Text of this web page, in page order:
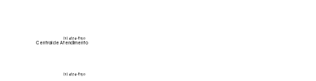
Central de Atendimento
(11) 4674-8150
(11) 4674-8150